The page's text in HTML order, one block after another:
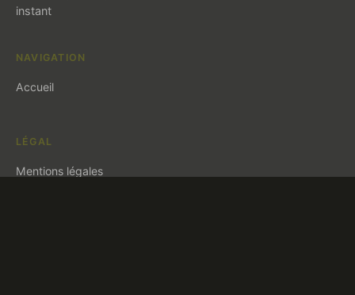
instant
NAVIGATION
Accueil
LÉGAL
Mentions légales